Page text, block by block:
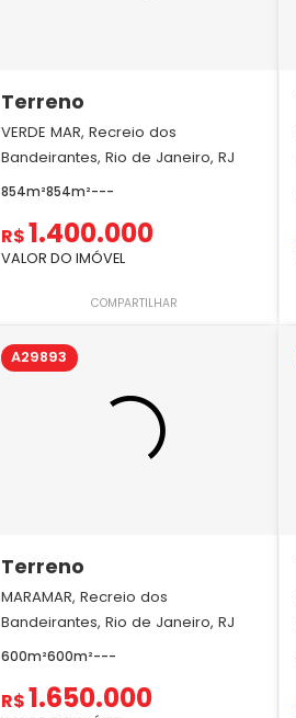
Terreno
VERDE MAR, Recreio dos
Bandeirantes, Rio de Janeiro, RJ
854m²854m²---
R$1.400.000
VALOR DO IMÓVEL
COMPARTILHAR
A29893
Terreno
MARAMAR, Recreio dos
Bandeirantes, Rio de Janeiro, RJ
600m²600m²---
R$1.650.000